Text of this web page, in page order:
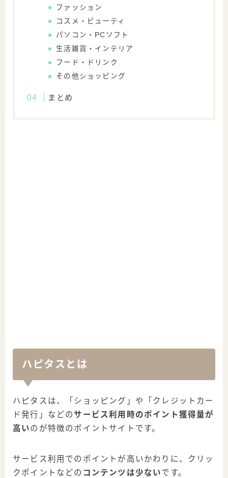
ファッション
コスメ・ビューティ
パソコン・PCソフト
生活雑貨・インテリア
フード・ドリンク
その他ショッピング
まとめ
ハピタスとは
ハピタスは、「ショッピング」や「クレジットカー
ド発行」などの サービス利用時のポイント獲得量が
高いのが特徴のポイントサイトです。
サービス利用でのポイントが高いかわりに、クリッ
クポイントなどの コンテンツは少ないです。